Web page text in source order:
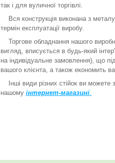
так і для вуличної торгівлі.
Вся конструкція виконана з
термін експлуатації виробу.
Торгове обладнання нашого
вигляд, вписується в будь-який
на індивідуальне замовлення), що
вашого клієнта, а також економить
Інші види різних стійок ви можете
нашому інтернет-магазині